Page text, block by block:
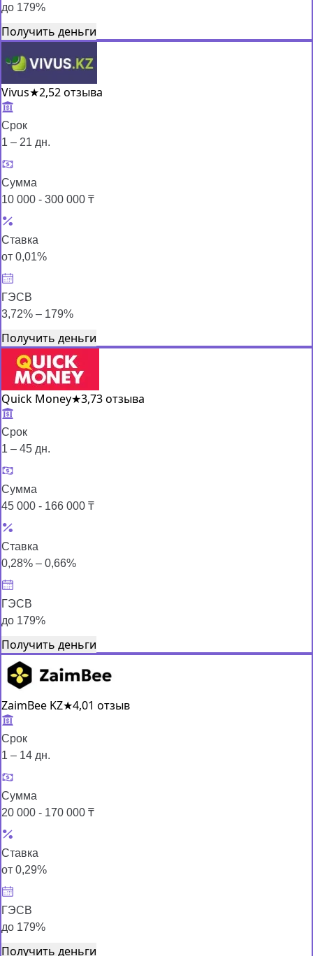
до 179%
Получить деньги
Vivus★2,52 отзыва
Срок
1 – 21 дн.
Сумма
10 000 - 300 000 ₸
Ставка
от 0,01%
ГЭСВ
3,72% – 179%
Получить деньги
Quick Money★3,73 отзыва
Срок
1 – 45 дн.
Сумма
45 000 - 166 000 ₸
Ставка
0,28% – 0,66%
ГЭСВ
до 179%
Получить деньги
ZaimBee KZ★4,01 отзыв
Срок
1 – 14 дн.
Сумма
20 000 - 170 000 ₸
Ставка
от 0,29%
ГЭСВ
до 179%
Получить деньги